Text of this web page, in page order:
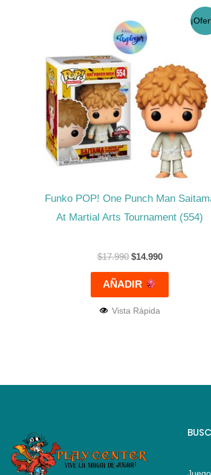
Funko POP! One Punch Man
At Martial Arts Tournament (554)
$17.990
precio
original
era:
$17.990.
$14.990
$14.990.
AÑADIR
Vista Rápida